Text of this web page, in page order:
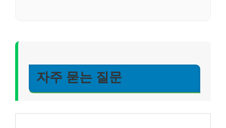
자주 묻는 질문